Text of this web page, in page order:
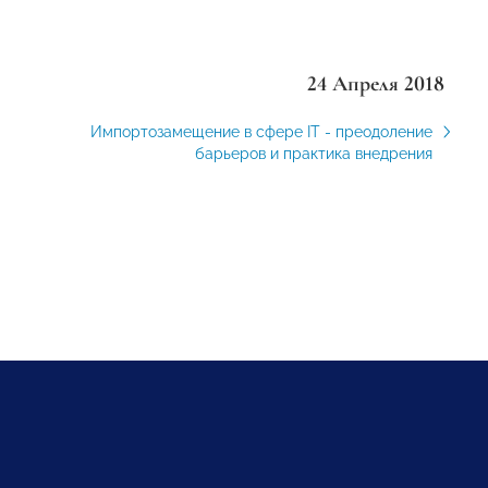
24 Апреля 2018
Импортозамещение в сфере IT - преодоление
барьеров и практика внедрения